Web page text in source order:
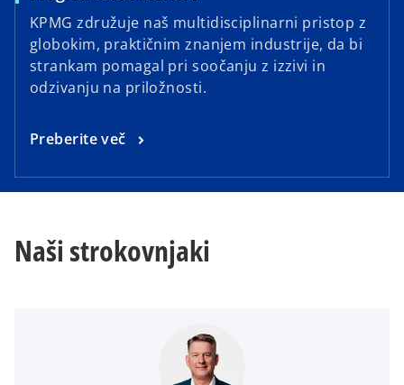
p
e
n
s
i
e
a
KPMG združuje naš multidisciplinarni pristop z
globokim, praktičnim znanjem industrije, da bi
strankam pomagal pri soočanju z izzivi in ​​
odzivanju na priložnosti.
Preberite več
o
e
i
n
Naši strokovnjaki